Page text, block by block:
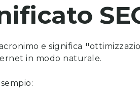
e significa “
in modo naturale.